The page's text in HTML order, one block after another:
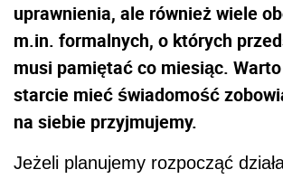
uprawnienia, ale również wiele
m.in. formalnych, o których
musi pamiętać co miesiąc.
starcie mieć świadomość
na siebie przyjmujemy.
Jeżeli planujemy rozpocząć